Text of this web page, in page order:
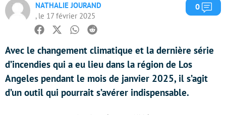
NATHALIE JOURAND
, le 17 février 2025
0
Facebook
TwitterWhatsapp
Reddit
Avec le changement climatique et la dernière série
d’incendies qui a eu lieu dans la région de Los
Angeles pendant le mois de janvier 2025, il s’agit
d’un outil qui pourrait s’avérer indispensable.